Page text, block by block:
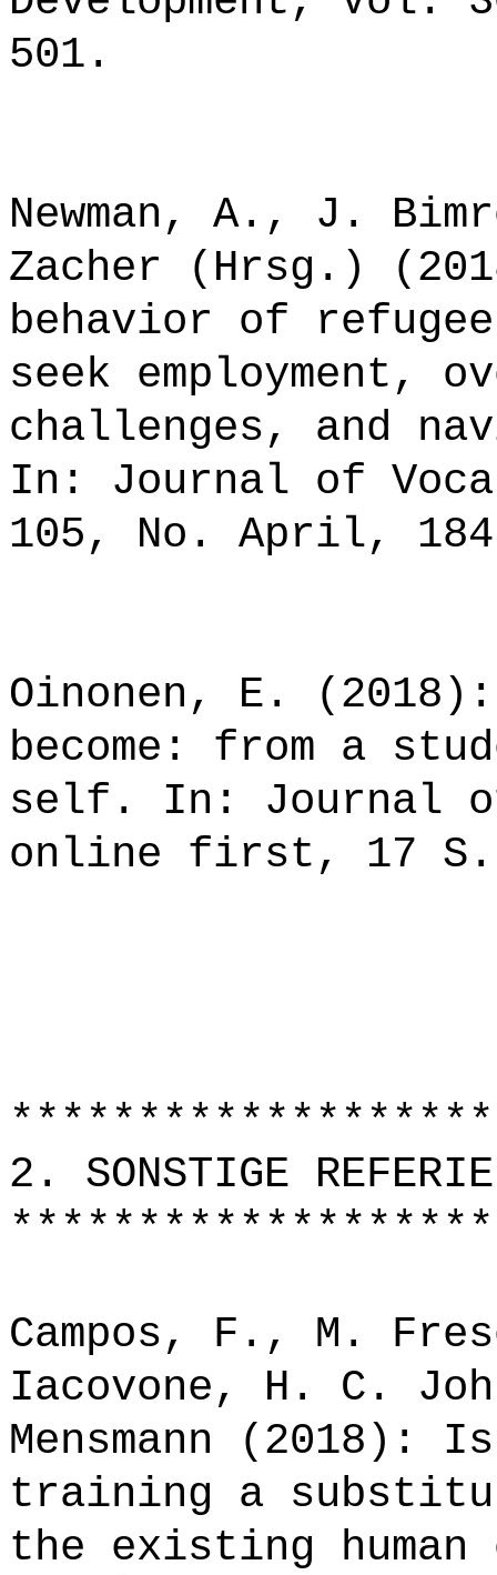
501.
Newman, A., J.
Zacher (Hrsg.)
behavior of
seek employment,
challenges, and
In: Journal of
105, No. April,
Oinonen, E.
become: from a
self. In: Journal
online first, 17 S.
2. SONSTIGE
Campos, F., M.
Iacovone, H. C.
Mensmann
training a
the existing human